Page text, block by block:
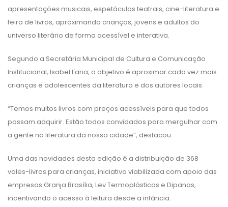
apresentações musicais, espetáculos teatrais, cine-literatura e
feira de livros, aproximando crianças, jovens e adultos do
universo literário de forma acessível e interativa.
Segundo a Secretária Municipal de Cultura e Comunicação
Institucional, Isabel Faria, o objetivo é aproximar cada vez mais
crianças e adolescentes da literatura e dos autores locais.
“Temos muitos livros com preços acessíveis para que todos
possam adquirir. Estão todos convidados para mergulhar com
a gente na literatura da nossa cidade”, destacou.
Uma das novidades desta edição é a distribuição de 368
vales-livros para crianças, iniciativa viabilizada com apoio das
empresas Granja Brasília, Lev Termoplásticos e Dipanas,
incentivando o acesso à leitura desde a infância.